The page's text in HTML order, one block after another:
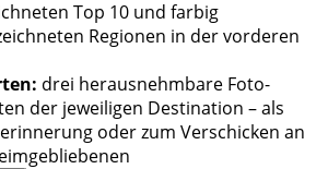
Top 10 und farbig
Regionen in der vorderen
drei herausnehmbare Foto-
der jeweiligen Destination – als
oder zum Verschicken an